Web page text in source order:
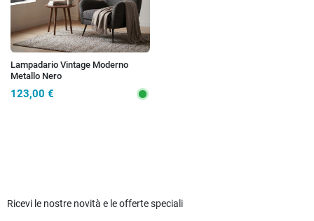
Lampadario Vintage Moderno
Metallo Nero
123,00 €
Ricevi le nostre novità e le offerte speciali